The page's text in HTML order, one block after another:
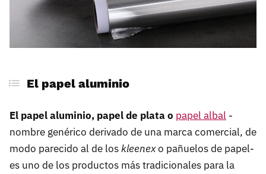
Para congelar alimentos
Embutidos y quesos
El papel aluminio
El papel aluminio, papel de plata o papel albal -
nombre genérico derivado de una marca comercial, de
modo parecido al de loskleenexo pañuelos de papel-
es uno de los productos más tradicionales para la